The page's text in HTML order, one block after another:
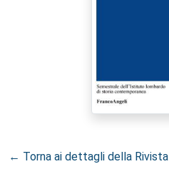
← Torna ai dettagli della Rivista